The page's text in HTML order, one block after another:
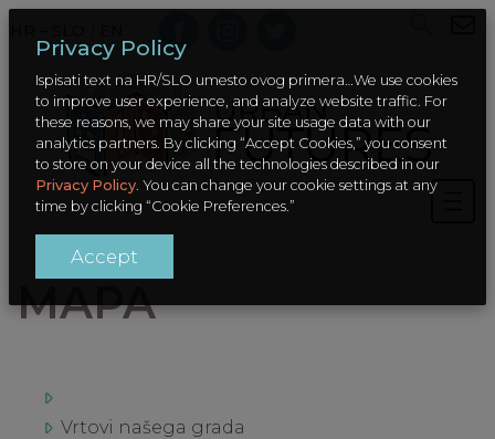
MAPA
Vrtovi našega grada
Privacy Policy
Ispisati text na HR/SLO umesto ovog primera…We use cookies
to improve user experience, and analyze website traffic. For
these reasons, we may share your site usage data with our
analytics partners. By clicking “Accept Cookies,” you consent
to store on your device all the technologies described in our
Privacy Policy. You can change your cookie settings at any
time by clicking “Cookie Preferences.”
Accept